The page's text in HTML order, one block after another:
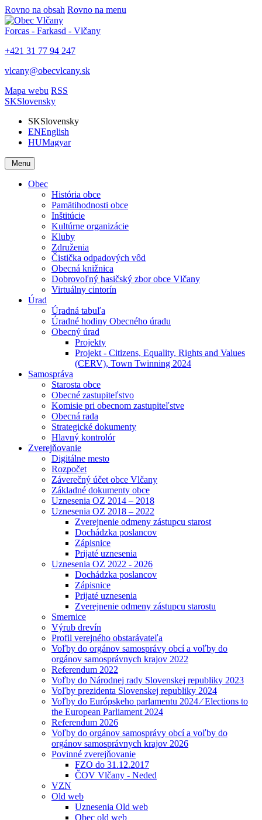
Rovno na obsah Rovno na menu
Forcas - Farkasd - Vlčany
+421 31 77 94 247
vlcany@obecvlcany.sk
Mapa webu RSS
SKSlovensky
SKSlovensky
ENEnglish
HUMagyar
Menu
Obec
História obce
Pamätihodnosti obce
Inštitúcie
Kultúrne organizácie
Kluby
Združenia
Čistička odpadových vôd
Obecná knižnica
Dobrovoľný hasičský zbor obce Vlčany
Virtuálny cintorín
Úrad
Úradná tabuľa
Úradné hodiny Obecného úradu
Obecný úrad
Projekty
Projekt - Citizens, Equality, Rights and Values
(CERV), Town Twinning 2024
Samospráva
Starosta obce
Obecné zastupiteľstvo
Komisie pri obecnom zastupiteľstve
Obecná rada
Strategické dokumenty
Hlavný kontrolór
Zverejňovanie
Digitálne mesto
Rozpočet
Záverečný účet obce Vlčany
Základné dokumenty obce
Uznesenia OZ 2014 – 2018
Uznesenia OZ 2018 – 2022
Zverejnenie odmeny zástupcu starost
Dochádzka poslancov
Zápisnice
Prijaté uznesenia
Uznesenia OZ 2022 - 2026
Dochádzka poslancov
Zápisnice
Prijaté uznesenia
Zverejnenie odmeny zástupcu starostu
Smernice
Výrub drevín
Profil verejného obstarávateľa
Voľby do orgánov samosprávy obcí a voľby do
orgánov samosprávnych krajov 2022
Referendum 2022
Voľby do Národnej rady Slovenskej republiky 2023
Voľby prezidenta Slovenskej republiky 2024
Voľby do Európskeho parlamentu 2024 ⁄ Elections to
the European Parliament 2024
Referendum 2026
Voľby do orgánov samosprávy obcí a voľby do
orgánov samosprávnych krajov 2026
Povinné zverejňovanie
FZO do 31.12.2017
ČOV Vlčany - Neded
VZN
Old web
Uznesenia Old web
Obec old web